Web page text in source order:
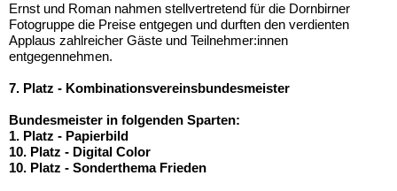
Ernst und Roman nahmen stellvertretend für die Dornbirner
Fotogruppe die Preise entgegen und durften den verdienten
Applaus zahlreicher Gäste und Teilnehmer:innen
entgegennehmen.
7. Platz - Kombinationsvereinsbundesmeister
Bundesmeister in folgenden Sparten:
1. Platz - Papierbild
10. Platz - Digital Color
10. Platz - Sonderthema Frieden